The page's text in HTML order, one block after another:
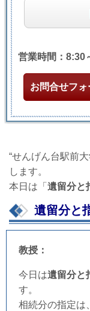
営業時間：8:30
お問合せフ
“せんげん台駅前大
します。
本日は「 遺留分と
遺留分と
教授：
今日は遺留分と
す。
相続分の指定は